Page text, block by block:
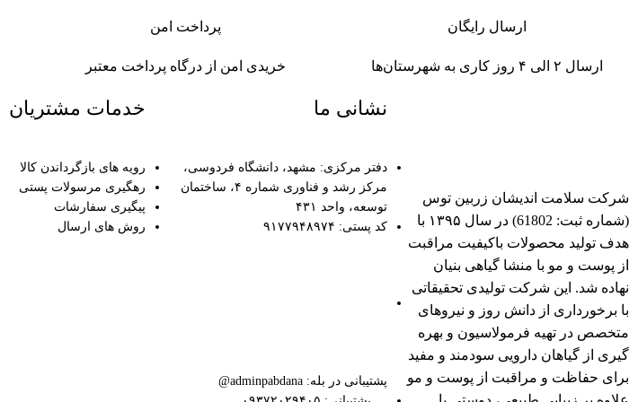
ارسال رایگان
ارسال ۲ الی ۴ روز کاری به شهرستان‌ها
پرداخت امن
خریدی امن از درگاه پرداخت معتبر
شرکت سلامت اندیشان زربین توس
(شماره ثبت: 61802) در سال ۱۳۹۵ با
هدف تولید محصولات باکیفیت مراقبت
از پوست و مو با منشا گیاهی بنیان
نهاده شد. این شرکت تولیدی تحقیقاتی
با برخورداری از دانش روز و نیروهای
متخصص در تهیه فرمولاسیون و بهره
گیری از گیاهان دارویی سودمند و مفید
برای حفاظت و مراقبت از پوست و مو
نشانی ما
دفتر مرکزی: مشهد، دانشگاه فردوسی،
مرکز رشد و فناوری شماره ۴، ساختمان
توسعه، واحد ۴۳۱
کد پستی: ۹۱۷۷۹۴۸۹۷۴
پشتیبانی در بله: adminpabdana@
خدمات مشتریان
رویه های بازگرداندن کالا
رهگیری مرسولات پستی
پیگیری سفارشات
روش های ارسال